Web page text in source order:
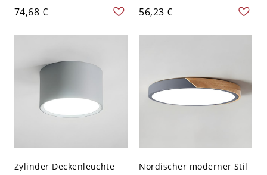
Eisen 1-Licht
minimalistische Flush-
Lampe in Grau und Holz
74,68 €
Schirm - 110V-120V 40,64
cm Grau
56,23 €
Zylinder Deckenleuchte
Nordischer moderner Stil